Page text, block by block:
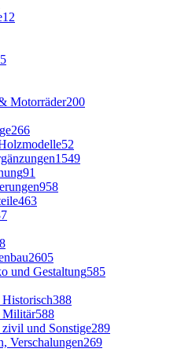
12
Motorräder200
266
52
1549
91
958
463
2605
und Gestaltung585
388
Militär588
und Sonstige289
Verschalungen269